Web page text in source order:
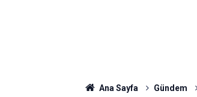
Ana Sayfa Gündem